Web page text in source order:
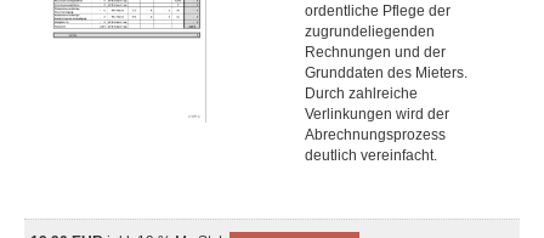
ordentliche Pflege der
zugrundeliegenden
Rechnungen und der
Grunddaten des Mieters.
Durch zahlreiche
Verlinkungen wird der
Abrechnungsprozess
deutlich vereinfacht.